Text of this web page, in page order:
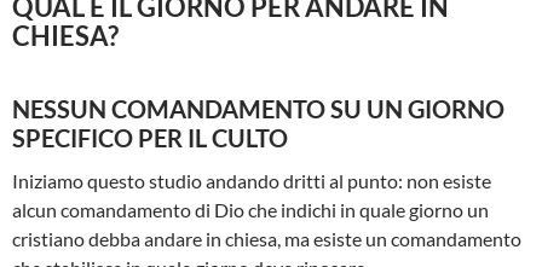
QUAL È IL GIORNO PER ANDARE IN
CHIESA?
NESSUN COMANDAMENTO SU UN GIORNO
SPECIFICO PER IL CULTO
Iniziamo questo studio andando dritti al punto: non esiste
alcun comandamento di Dio che indichi in quale giorno un
cristiano debba andare in chiesa, ma esiste un comandamento